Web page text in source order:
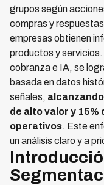
grupos según
compras y
empresas obtienen
productos y
cobranza e IA, se
basada en datos
señales,
de alto valor y
operativos. Este
un análisis claro y a